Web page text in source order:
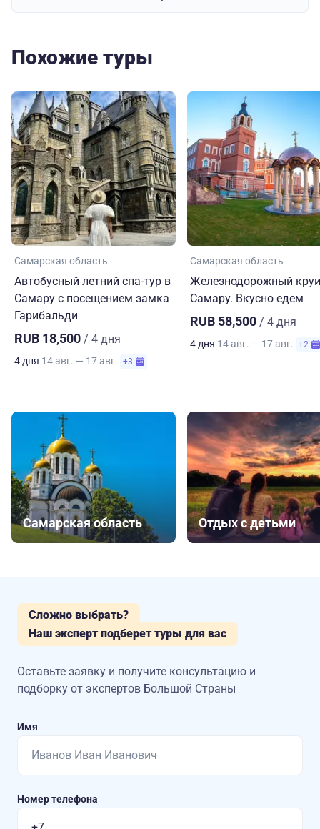
Похожие туры
Самарская область
Автобусный летний спа-тур в
Самару с посещением замка
Гарибальди
RUB 18,500 / 4 дня
4 дня 14 авг. — 17 авг. +3
Самарская область
Железнодорожный
Самару. Вкусно едем
RUB 58,500 / 4 дня
4 дня 14 авг. — 17 авг. +2
Самарская область Отдых с детьми
Сложно выбрать?
Наш эксперт подберет туры для вас
Оставьте заявку и получите консультацию и
подборку от экспертов Большой Страны
Имя
Номер телефона